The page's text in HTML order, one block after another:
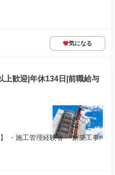
気になる
上歓迎|年休134日|前職給与
・施工管理経験者 ・新築工事/